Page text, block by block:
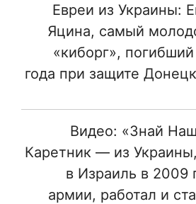
Евреи из Украины:
Яцина, самый
«киборг»,
года при защите
Видео: «Знай
Каретник — из
в Израиль в 2009
армии, работал и